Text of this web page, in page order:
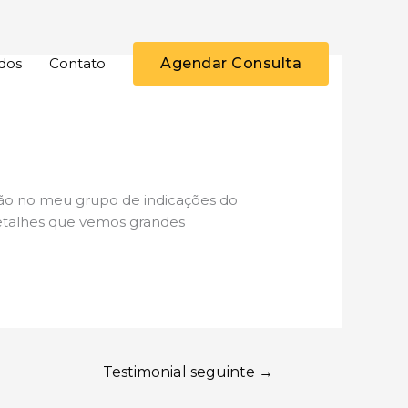
Contato Agendar Consulta
no meu grupo de indicações do
que vemos grandes
Testimonial seguinte →